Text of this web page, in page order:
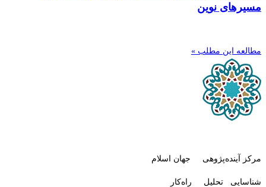
مسیرهای نوین
مطالعه این مطلب »
مرکز آینده‌پژوهی جهان اسلام
شناسایی تحلیل راه‌کار